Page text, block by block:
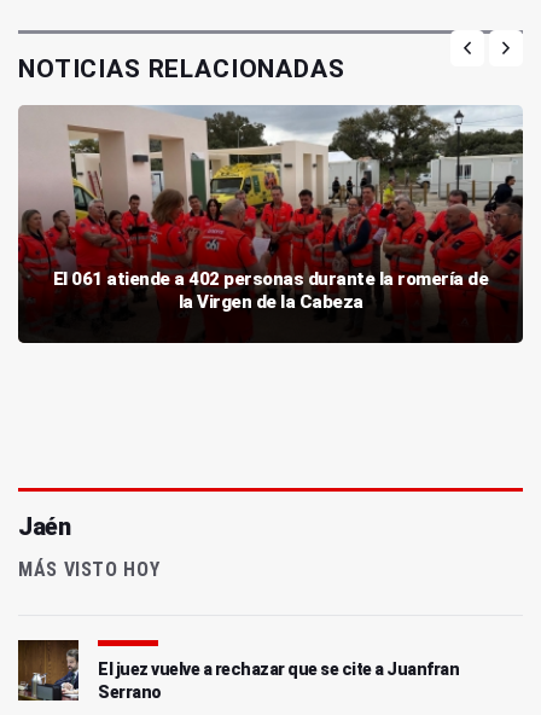
NOTICIAS RELACIONADAS
El 061 atiende a 402 personas durante la romería de
la Virgen de la Cabeza
Jaén
MÁS VISTO HOY
El juez vuelve a rechazar que se cite a Juanfran
Serrano